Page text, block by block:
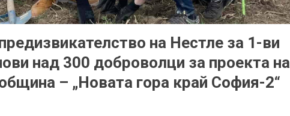
на Нестле за 1-ви
над 300 доброволци за проекта на
– „Новата гора край София-2“